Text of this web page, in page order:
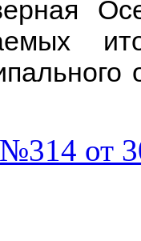
от